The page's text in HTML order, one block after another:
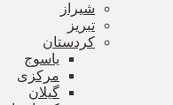
شیراز
تبریز
کردستان
یاسوج
مرکزی
گیلان